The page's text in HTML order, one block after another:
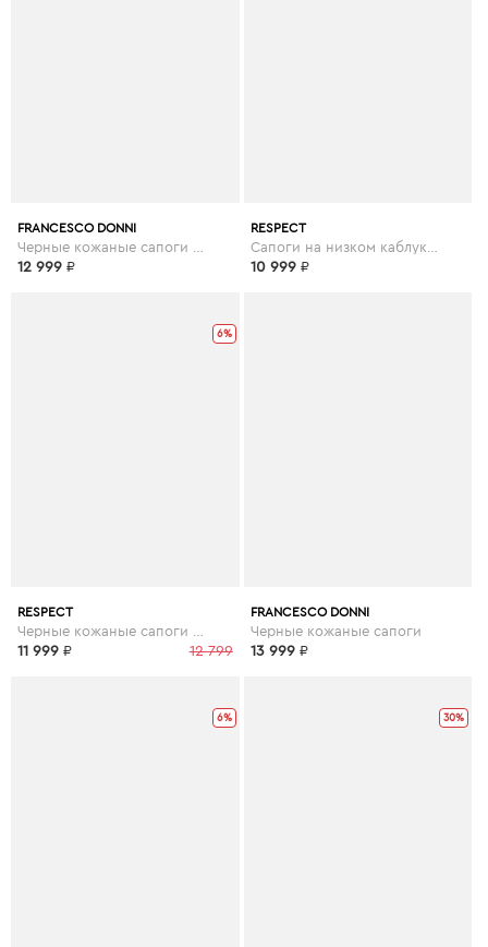
FRANCESCO DONNI
12 999 ₽
RESPECT
10 999 ₽
6%
RESPECT
12 799
11 999 ₽
FRANCESCO DONNI
Черные кожаные сапоги
13 999 ₽
6% 30%